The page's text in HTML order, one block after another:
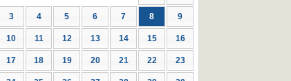
3 4 5 6 7 8 9
10 11 12 13 14 15 16
17 18 19 20 21 22 23